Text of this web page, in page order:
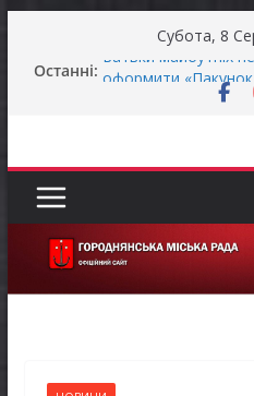
Субота, 8
Останні: Батьки майбутніх
оформити «Пакунок
прав людини
реалізації права
Захищай небо